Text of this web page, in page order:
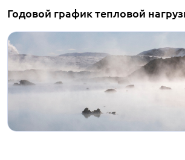
Годовой график тепловой